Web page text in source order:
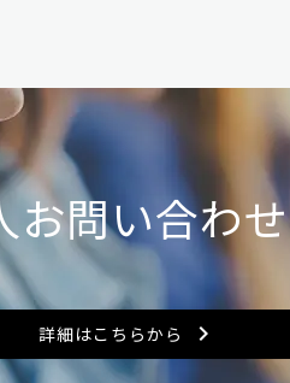
お問い合わせ
詳細はこちらから